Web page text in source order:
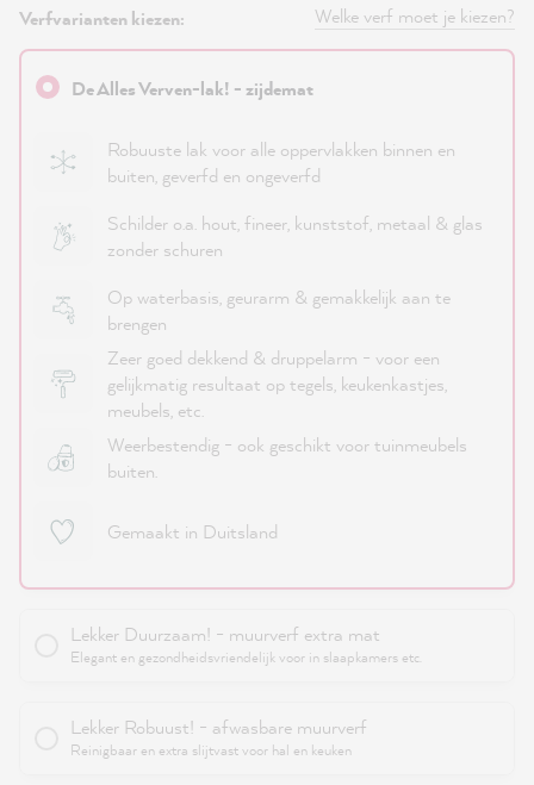
Verfvarianten kiezen: Welke verf moet je kiezen?
De Alles Verven-lak! - zijdemat
Robuuste lak voor alle oppervlakken binnen en
buiten, geverfd en ongeverfd
Schilder o.a. hout, fineer, kunststof, metaal & glas
zonder schuren
Op waterbasis, geurarm & gemakkelijk aan te
brengen
Zeer goed dekkend & druppelarm - voor een
gelijkmatig resultaat op tegels, keukenkastjes,
meubels, etc.
Weerbestendig - ook geschikt voor tuinmeubels
buiten.
Gemaakt in Duitsland
Lekker Duurzaam! - muurverf extra mat
Elegant en gezondheidsvriendelijk voor in slaapkamers etc.
Lekker Robuust! - afwasbare muurverf
Reinigbaar en extra slijtvast voor hal en keuken